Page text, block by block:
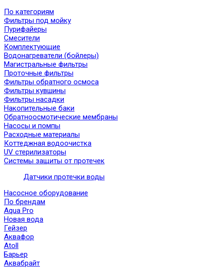
По категориям
Фильтры под мойку
Пурифайеры
Смесители
Комплектующие
Водонагреватели (бойлеры)
Магистральные фильтры
Проточные фильтры
Фильтры обратного осмоса
Фильтры кувшины
Фильтры насадки
Накопительные баки
Обратноосмотические мембраны
Насосы и помпы
Расходные материалы
Коттеджная водоочистка
UV стерилизаторы
Системы защиты от протечек
Датчики протечки воды
Насосное оборудование
По брендам
Aqua Pro
Новая вода
Гейзер
Аквафор
Atoll
Барьер
Аквабрайт